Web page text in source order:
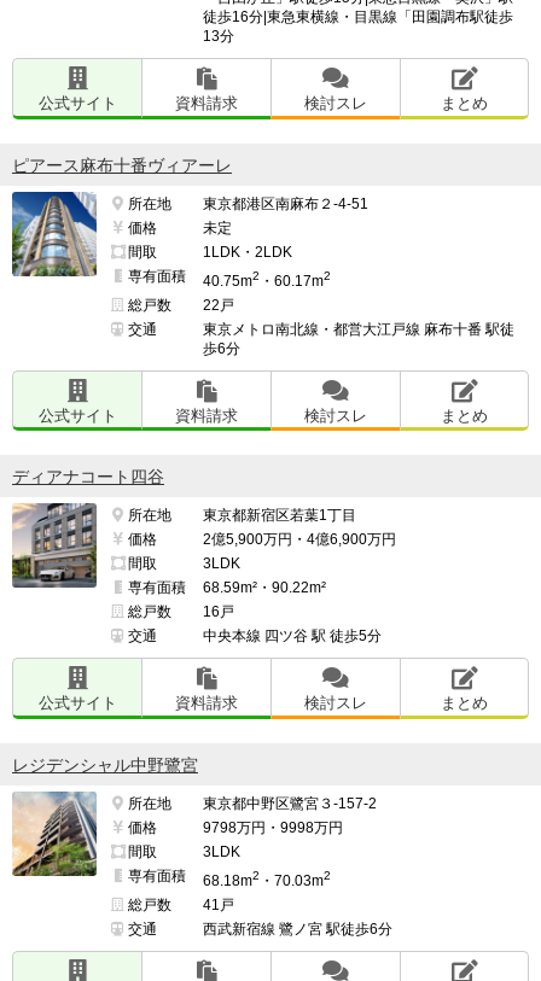
徒歩16分|東急東横線・目黒線「田園調布駅徒歩
13分
公式サイト 資料請求 検討スレ まとめ
ピアース麻布十番ヴィアーレ
所在地
東京都港区南麻布２-4-51
価格
未定
間取
1LDK・2LDK
専有面積
40.75m2 ・60.17m2
総戸数
22戸
交通
東京メトロ南北線・都営大江戸線 麻布十番 駅徒
歩6分
公式サイト 資料請求 検討スレ まとめ
ディアナコート四谷
所在地
東京都新宿区若葉1丁目
価格
2億5,900万円・4億6,900万円
間取
3LDK
専有面積
68.59m²・90.22m²
総戸数
16戸
交通
中央本線 四ツ谷 駅 徒歩5分
公式サイト 資料請求 検討スレ まとめ
レジデンシャル中野鷺宮
所在地
東京都中野区鷺宮３-157-2
価格
9798万円・9998万円
間取
3LDK
専有面積
68.18m2 ・70.03m2
総戸数
41戸
交通
西武新宿線 鷺ノ宮 駅徒歩6分